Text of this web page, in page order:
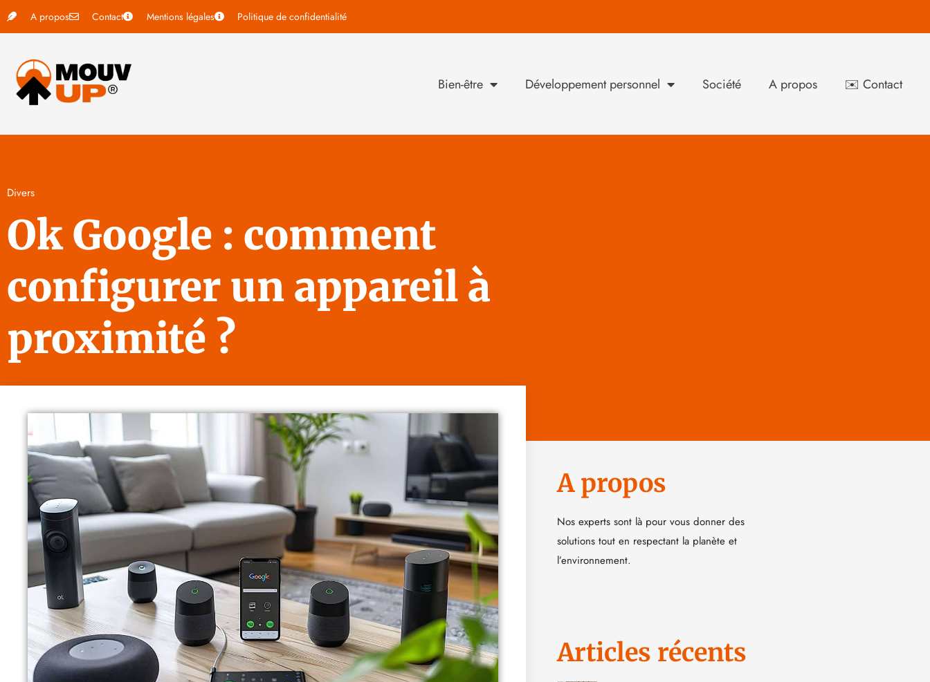
A propos Contact Mentions légales Politique de confidentialité
Bien-être Développement personnel Société A propos ✉️ Contact
Divers
Ok Google : comment
configurer un appareil à
proximité ?
A propos
Nos experts sont là pour vous donner des
solutions tout en respectant la planète et
l’environnement.
Articles récents